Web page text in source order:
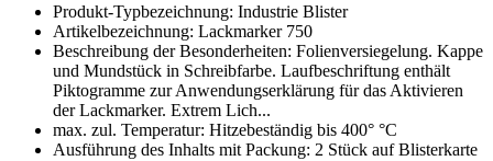
Produkt-Typbezeichnung: Industrie Blister
Artikelbezeichnung: Lackmarker 750
Beschreibung der Besonderheiten: Folienversiegelung. Kappe
und Mundstück in Schreibfarbe. Laufbeschriftung enthält
Piktogramme zur Anwendungserklärung für das Aktivieren
der Lackmarker. Extrem Lich...
max. zul. Temperatur: Hitzebeständig bis 400° °C
Ausführung des Inhalts mit Packung: 2 Stück auf Blisterkarte